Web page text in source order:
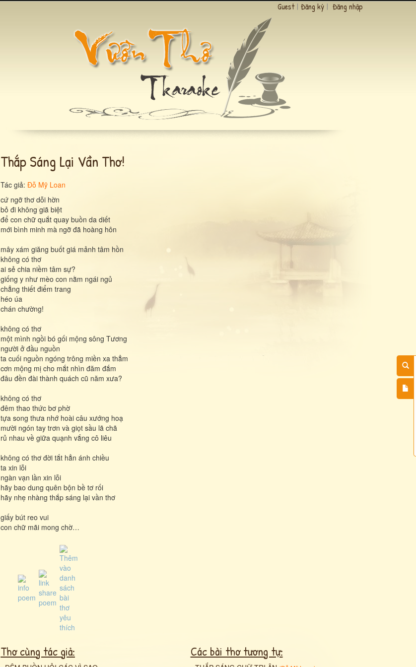
Guest | Đăng ký | Đăng nhập
Thắp Sáng Lại Vần Thơ!
Tác giả: Đỗ Mỹ Loan
cứ ngỡ thơ dỗi hờn
bỏ đi không giã biệt
để con chữ quắt quay buồn da diết
mới bình minh mà ngỡ đã hoàng hôn
mây xám giăng buốt giá mảnh tâm hồn
không có thơ
ai sẻ chia niềm tâm sự?
giống y như mèo con nằm ngái ngủ
chẳng thiết điểm trang
héo úa
chán chường!
không có thơ
một mình ngồi bó gối mộng sông Tương
người ở đầu nguồn
ta cuối nguồn ngóng trông miền xa thẳm
cơn mộng mị cho mắt nhìn đăm đắm
đâu đền đài thành quách cũ năm xưa?
không có thơ
đêm thao thức bơ phờ
tựa song thưa nhớ hoài câu xướng hoạ
mười ngón tay trơn và giọt sầu lã chã
rủ nhau về giữa quạnh vắng cô liêu
không có thơ đời tắt hẳn ánh chiều
ta xin lỗi
ngàn vạn lần xin lỗi
hãy bao dung quên bộn bề tơ rối
hãy nhẹ nhàng thắp sáng lại vần thơ
giấy bút reo vui
con chữ mãi mong chờ…
Thơ cùng tác giả: Các bài thơ tương tự: